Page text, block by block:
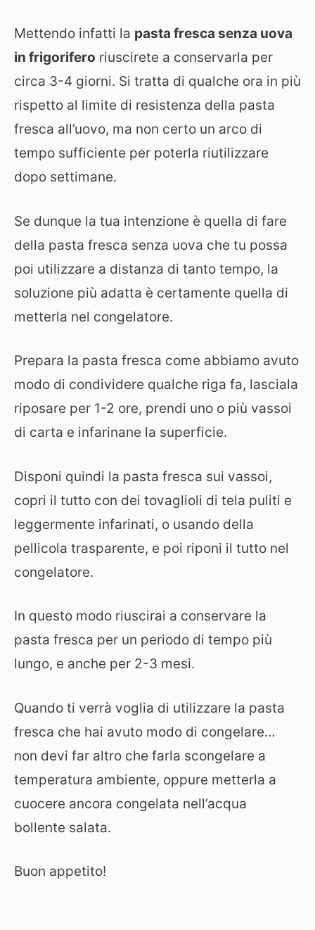
Mettendo infatti la pasta fresca senza uova
in frigorifero riuscirete a conservarla per
circa 3-4 giorni. Si tratta di qualche ora in più
rispetto al limite di resistenza della pasta
fresca all’uovo, ma non certo un arco di
tempo sufficiente per poterla riutilizzare
dopo settimane.
Se dunque la tua intenzione è quella di fare
della pasta fresca senza uova che tu possa
poi utilizzare a distanza di tanto tempo, la
soluzione più adatta è certamente quella di
metterla nel congelatore.
Prepara la pasta fresca come abbiamo avuto
modo di condividere qualche riga fa, lasciala
riposare per 1-2 ore, prendi uno o più vassoi
di carta e infarinane la superficie.
Disponi quindi la pasta fresca sui vassoi,
copri il tutto con dei tovaglioli di tela puliti e
leggermente infarinati, o usando della
pellicola trasparente, e poi riponi il tutto nel
congelatore.
In questo modo riuscirai a conservare la
pasta fresca per un periodo di tempo più
lungo, e anche per 2-3 mesi.
Quando ti verrà voglia di utilizzare la pasta
fresca che hai avuto modo di congelare…
non devi far altro che farla scongelare a
temperatura ambiente, oppure metterla a
cuocere ancora congelata nell’acqua
bollente salata.
Buon appetito!